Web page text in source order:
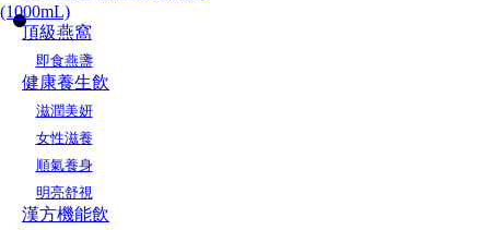
(1000mL)
頂級燕窩
即食燕盞
健康養生飲
滋潤美妍
女性滋養
順氣養身
明亮舒視
漢方機能飲